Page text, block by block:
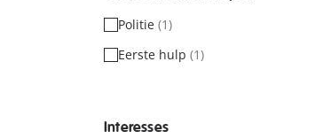
Politie (1)
Eerste hulp (1)
Interesses